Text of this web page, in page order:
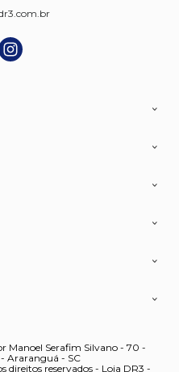
Manoel Serafim Silvano - 70 -
Araranguá - SC
direitos reservados - Loja DR3 -